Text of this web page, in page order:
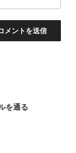
を通る